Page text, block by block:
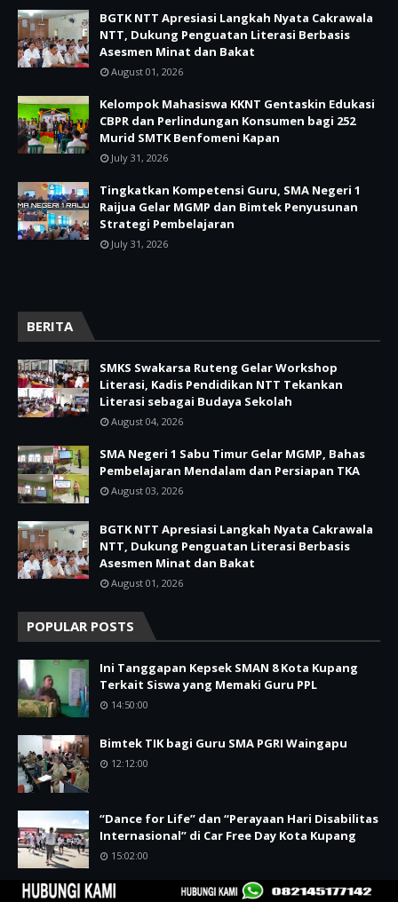
BGTK NTT Apresiasi Langkah Nyata Cakrawala
NTT, Dukung Penguatan Literasi Berbasis
Asesmen Minat dan Bakat
August 01, 2026
Kelompok Mahasiswa KKNT Gentaskin Edukasi
CBPR dan Perlindungan Konsumen bagi 252
Murid SMTK Benfomeni Kapan
July 31, 2026
Tingkatkan Kompetensi Guru, SMA Negeri 1
Raijua Gelar MGMP dan Bimtek Penyusunan
Strategi Pembelajaran
July 31, 2026
BERITA
SMKS Swakarsa Ruteng Gelar Workshop
Literasi, Kadis Pendidikan NTT Tekankan
Literasi sebagai Budaya Sekolah
August 04, 2026
SMA Negeri 1 Sabu Timur Gelar MGMP, Bahas
Pembelajaran Mendalam dan Persiapan TKA
August 03, 2026
BGTK NTT Apresiasi Langkah Nyata Cakrawala
NTT, Dukung Penguatan Literasi Berbasis
Asesmen Minat dan Bakat
August 01, 2026
POPULAR POSTS
Ini Tanggapan Kepsek SMAN 8 Kota Kupang
Terkait Siswa yang Memaki Guru PPL
14:50:00
Bimtek TIK bagi Guru SMA PGRI Waingapu
12:12:00
“Dance for Life” dan “Perayaan Hari Disabilitas
Internasional” di Car Free Day Kota Kupang
15:02:00